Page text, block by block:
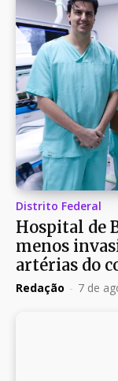
Distrito Federal
Hospital de
menos
artérias do
Redação - 7 de